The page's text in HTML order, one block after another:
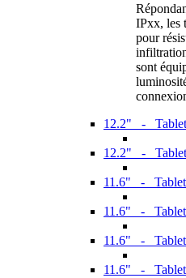
IPxx, les
pour
sont
12.2" -
12.2" -
11.6" -
11.6" -
11.6" -
11.6" -